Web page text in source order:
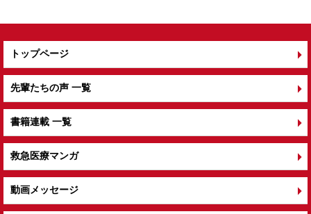
トップページ
先輩たちの声 一覧
書籍連載 一覧
救急医療マンガ
動画メッセージ